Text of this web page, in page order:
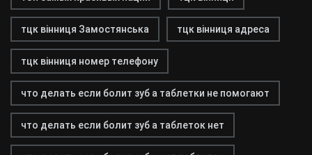
тцк вінниця Замостянська тцк вінниця адреса
тцк вінниця номер телефону
что делать если болит зуб а таблетки не помогают
что делать если болит зуб а таблеток нет